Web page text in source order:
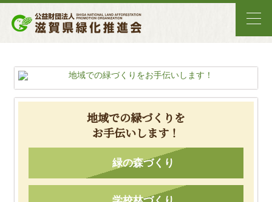
地域での緑づくりを
お手伝いします！
緑の森づくり